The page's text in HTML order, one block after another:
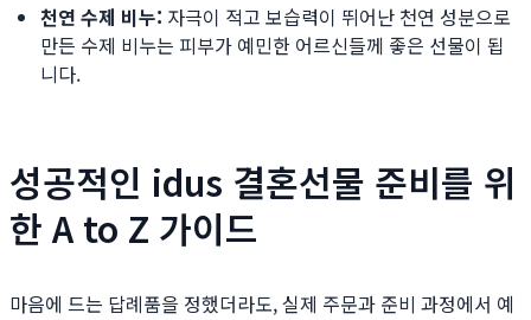
천연 수제 비누: 자극이 적고 보습력이 뛰어난 천연 성분으로
만든 수제 비누는 피부가 예민한 어르신들께 좋은 선물이 됩
니다.
성공적인 idus 결혼선물 준비를 위
한 A to Z 가이드
마음에 드는 답례품을 정했더라도, 실제 주문과 준비 과정에서 예